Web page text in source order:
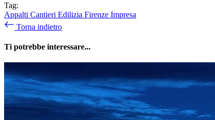
Tag:
Appalti Cantieri Edilizia Firenze Impresa
Torna indietro
Ti potrebbe interessare...